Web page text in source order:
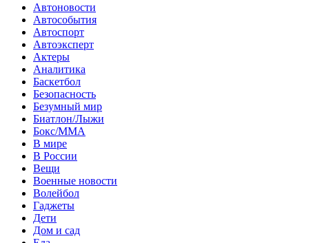
Автоновости
Автособытия
Автоспорт
Автоэксперт
Актеры
Аналитика
Баскетбол
Безопасность
Безумный мир
Биатлон/Лыжи
Бокс/MMA
В мире
В России
Вещи
Военные новости
Волейбол
Гаджеты
Дети
Дом и сад